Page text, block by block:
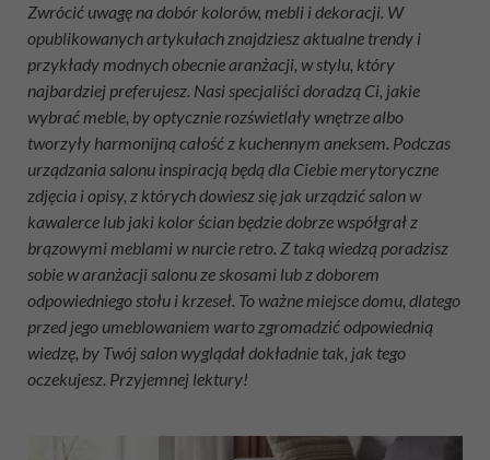
Zwrócić uwagę na dobór kolorów, mebli i dekoracji. W
opublikowanych artykułach znajdziesz aktualne trendy i
przykłady modnych obecnie aranżacji, w stylu, który
najbardziej preferujesz. Nasi specjaliści doradzą Ci, jakie
wybrać meble, by optycznie rozświetlały wnętrze albo
tworzyły harmonijną całość z kuchennym aneksem. Podczas
urządzania salonu inspiracją będą dla Ciebie merytoryczne
zdjęcia i opisy, z których dowiesz się jak urządzić salon w
kawalerce lub jaki kolor ścian będzie dobrze współgrał z
brązowymi meblami w nurcie retro. Z taką wiedzą poradzisz
sobie w aranżacji salonu ze skosami lub z doborem
odpowiedniego stołu i krzeseł. To ważne miejsce domu, dlatego
przed jego umeblowaniem warto zgromadzić odpowiednią
wiedzę, by Twój salon wyglądał dokładnie tak, jak tego
oczekujesz. Przyjemnej lektury!